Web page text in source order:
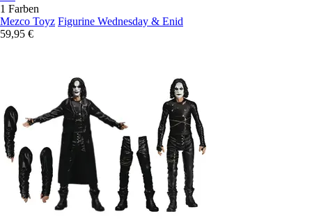
1 Farben
Mezco Toyz Figurine Wednesday & Enid
59,95 €